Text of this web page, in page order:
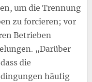
um die Trennung
zu forcieren; vor
Betrieben
„Darüber
die
häufig